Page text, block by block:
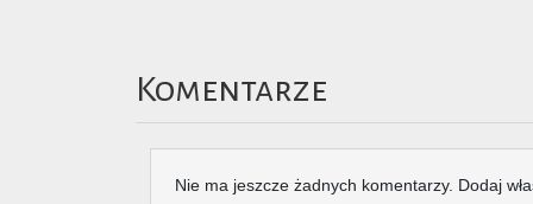
Komentarze
Nie ma jeszcze żadnych komentarzy. Dodaj